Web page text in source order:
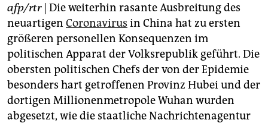
shop
fragen & hilfe
unterstützen
abo
genossenschaft
afp/rtr| Die weiterhin rasante Ausbreitung des
neuartigen Coronavirus in China hat zu ersten
größeren personellen Konsequenzen im
politischen Apparat der Volksrepublik geführt. Die
obersten politischen Chefs der von der Epidemie
besonders hart getroffenen Provinz Hubei und der
dortigen Millionenmetropole Wuhan wurden
abgesetzt, wie die staatliche Nachrichtenagentur